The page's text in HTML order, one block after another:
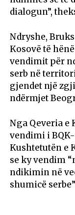
dialogun”,
Ndryshe,
Kosovë të
vendimit për
serb në
gjendet një
ndërmjet
Nga Qeveria e
vendimi i
Kushtetutën e
se ky vendim
ndikimin në
shumicë